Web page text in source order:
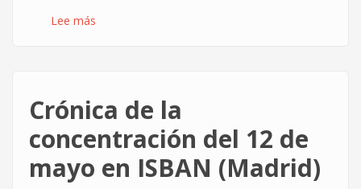
Lee más
la
del
servicio
de
Crónica de la
concentración del 12 de
mayo en ISBAN (Madrid)